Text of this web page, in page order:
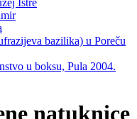
bazilika) u Poreču
u boksu, Pula 2004.
natuknice